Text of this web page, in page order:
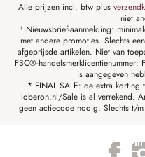
Alle prijzen incl. btw plus
niet
¹ Nieuwsbrief-aanmelding:
met andere promoties. Slechts
afgeprijsde artikelen. Niet van
FSC®-
is aangegeven
* FINAL SALE: de extra
loberon.nl/Sale is al verrekend.
geen actiecode nodig. Slechts t/